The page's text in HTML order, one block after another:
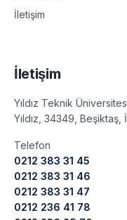
İletişim
İletişim
Yıldız Teknik
Yıldız, 34349, Beşiktaş,
Telefon
0212 383 31 45
0212 383 31 46
0212 383 31 47
0212 236 41 78